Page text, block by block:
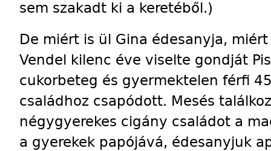
sem szakadt ki a keretéből.)
De miért is ül Gina édesanyja,
Vendel kilenc éve viselte gondját
cukorbeteg és gyermektelen férfi
családhoz csapódott. Mesés
négygyerekes cigány családot a
a gyerekek papójává, édesanyjuk